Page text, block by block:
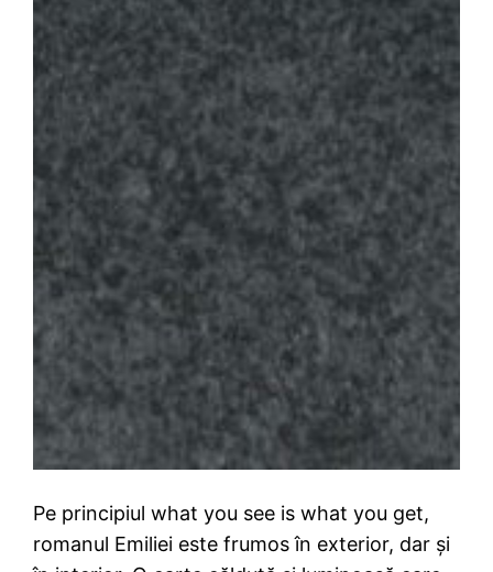
Pe principiul what you see is what you get,
romanul Emiliei este frumos în exterior, dar și